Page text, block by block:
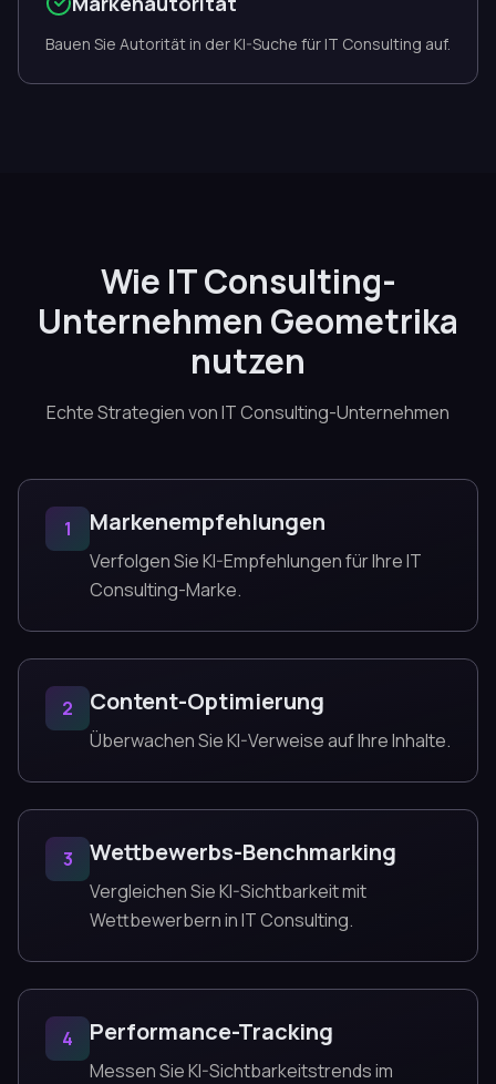
Bauen Sie Autorität in der KI-Suche für IT Consulting auf.
Wie IT Consulting-
Unternehmen Geometrika
nutzen
Echte Strategien von IT Consulting-Unternehmen
1 Markenempfehlungen
Verfolgen Sie KI-Empfehlungen für Ihre IT
Consulting-Marke.
2 Content-Optimierung
Überwachen Sie KI-Verweise auf Ihre Inhalte.
3 Wettbewerbs-Benchmarking
Vergleichen Sie KI-Sichtbarkeit mit
Wettbewerbern in IT Consulting.
4 Performance-Tracking
Messen Sie KI-Sichtbarkeitstrends im